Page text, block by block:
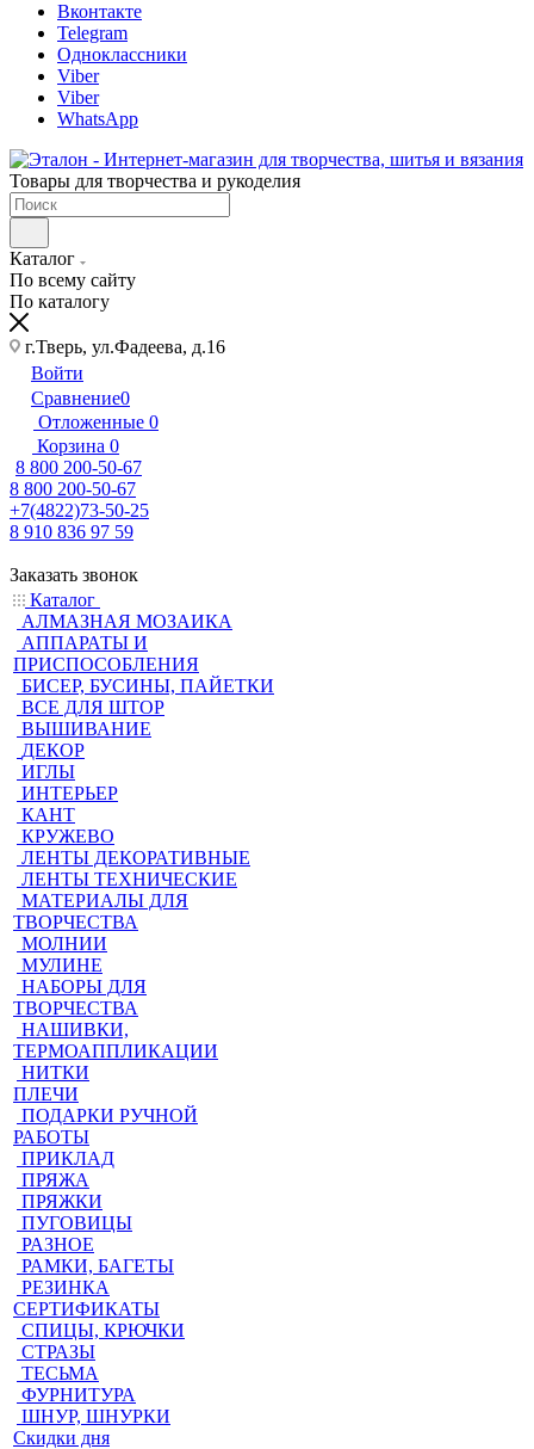
Вконтакте
Telegram
Одноклассники
Viber
Viber
WhatsApp
Товары для творчества и рукоделия
Каталог
По всему сайту
По каталогу
г.Тверь, ул.Фадеева, д.16
Войти
Сравнение0
Отложенные 0
Корзина 0
8 800 200-50-67
8 800 200-50-67
+7(4822)73-50-25
8 910 836 97 59
Заказать звонок
Каталог
АЛМАЗНАЯ МОЗАИКА
АППАРАТЫ И
ПРИСПОСОБЛЕНИЯ
БИСЕР, БУСИНЫ, ПАЙЕТКИ
ВСЕ ДЛЯ ШТОР
ВЫШИВАНИЕ
ДЕКОР
ИГЛЫ
ИНТЕРЬЕР
КАНТ
КРУЖЕВО
ЛЕНТЫ ДЕКОРАТИВНЫЕ
ЛЕНТЫ ТЕХНИЧЕСКИЕ
МАТЕРИАЛЫ ДЛЯ
ТВОРЧЕСТВА
МОЛНИИ
МУЛИНЕ
НАБОРЫ ДЛЯ
ТВОРЧЕСТВА
НАШИВКИ,
ТЕРМОАППЛИКАЦИИ
НИТКИ
ПЛЕЧИ
ПОДАРКИ РУЧНОЙ
РАБОТЫ
ПРИКЛАД
ПРЯЖА
ПРЯЖКИ
ПУГОВИЦЫ
РАЗНОЕ
РАМКИ, БАГЕТЫ
РЕЗИНКА
СЕРТИФИКАТЫ
СПИЦЫ, КРЮЧКИ
СТРАЗЫ
ТЕСЬМА
ФУРНИТУРА
ШНУР, ШНУРКИ
Скидки дня